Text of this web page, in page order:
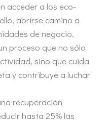
acceder a los eco-
abrirse camino a
de negocio.
proceso que no sólo
sino que cuida
y contribuye a luchar
recuperación
hasta 25% las